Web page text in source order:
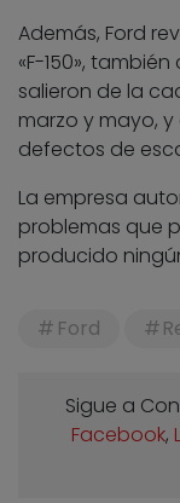
Además, Ford
«F-150»,
salieron de la
marzo y mayo,
defectos de
La empresa
problemas que
producido
Ford
Sigue a
Facebook,